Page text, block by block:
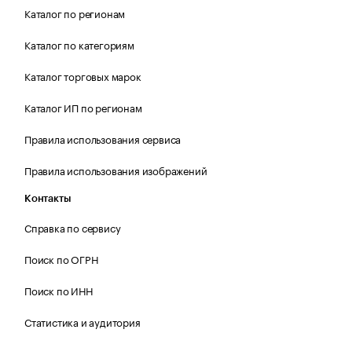
Каталог по регионам
Каталог по категориям
Каталог торговых марок
Каталог ИП по регионам
Правила использования сервиса
Правила использования изображений
Контакты
Справка по сервису
Поиск по ОГРН
Поиск по ИНН
Статистика и аудитория